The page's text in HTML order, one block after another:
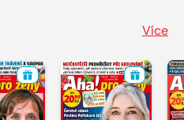
Více